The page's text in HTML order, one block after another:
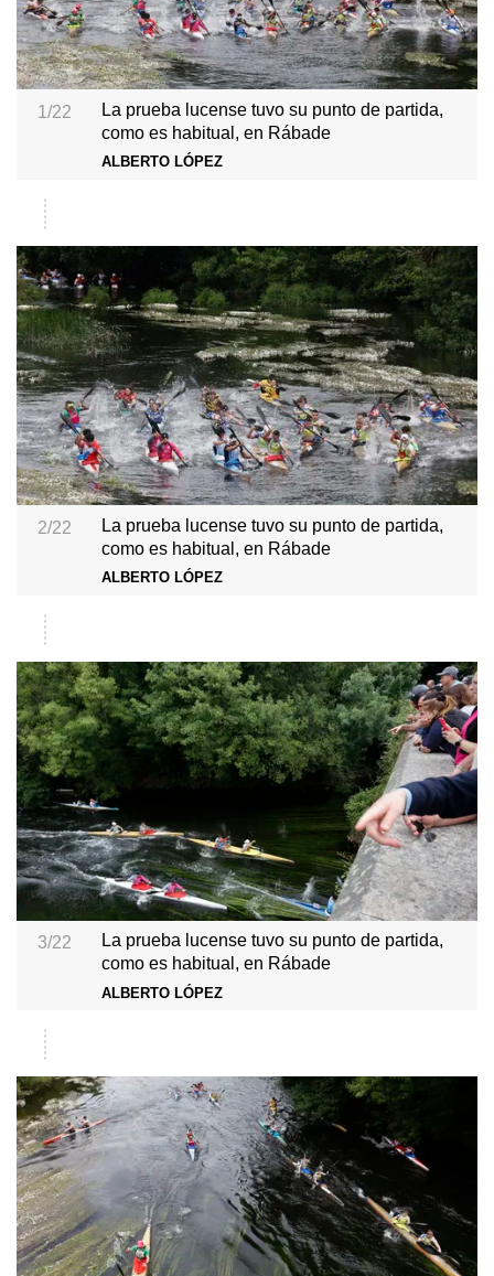
1/22
La prueba lucense tuvo su punto de partida,
como es habitual, en Rábade
ALBERTO LÓPEZ
2/22
La prueba lucense tuvo su punto de partida,
como es habitual, en Rábade
ALBERTO LÓPEZ
3/22
La prueba lucense tuvo su punto de partida,
como es habitual, en Rábade
ALBERTO LÓPEZ